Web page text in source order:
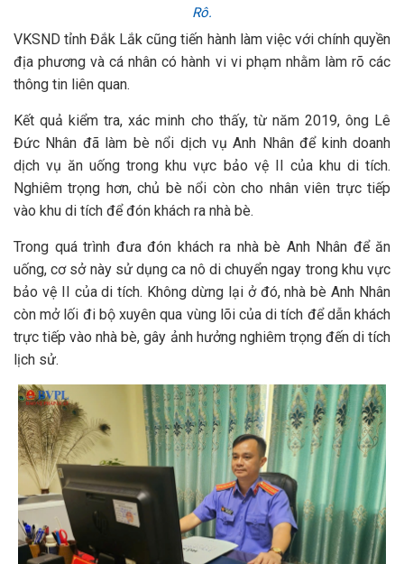
Rô.
VKSND tỉnh Đắk Lắk cũng tiến hành làm việc với chính quyền
địa phương và cá nhân có hành vi vi phạm nhằm làm rõ các
thông tin liên quan.
Kết quả kiểm tra, xác minh cho thấy, từ năm 2019, ông Lê
Đức Nhân đã làm bè nổi dịch vụ Anh Nhân để kinh doanh
dịch vụ ăn uống trong khu vực bảo vệ II của khu di tích.
Nghiêm trọng hơn, chủ bè nổi còn cho nhân viên trực tiếp
vào khu di tích để đón khách ra nhà bè.
Trong quá trình đưa đón khách ra nhà bè Anh Nhân để ăn
uống, cơ sở này sử dụng ca nô di chuyển ngay trong khu vực
bảo vệ II của di tích. Không dừng lại ở đó, nhà bè Anh Nhân
còn mở lối đi bộ xuyên qua vùng lõi của di tích để dẫn khách
trực tiếp vào nhà bè, gây ảnh hưởng nghiêm trọng đến di tích
lịch sử.